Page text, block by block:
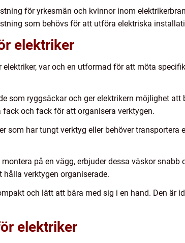
för yrkesmän och kvinnor inom
som behövs för att utföra elektriska
elektriker
var och en utformad för att möta
som ryggsäckar och ger elektrikern möjlighet att
och fack för att organisera verktygen.
som har tungt verktyg eller behöver transportera
på en vägg, erbjuder dessa väskor
verktygen organiserade.
och lätt att bära med sig i en hand. Den är
elektriker